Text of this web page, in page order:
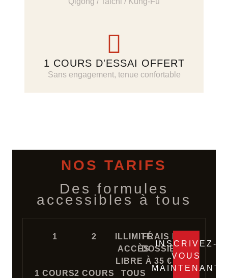
1 COURS D'ESSAI OFFERT
Sans engagement, tenue confortable
NOS TARIFS
Des formules
accessibles à tous
1
1 COURS
2
2 COURS
ILLIMITÉ
ACCÈS
LIBRE À
TOUS
FRAIS DE
DOSSIER:
35 €
INSCRIVEZ-
VOUS
MAINTENANT